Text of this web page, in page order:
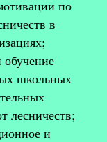
по
в
обучение
школьных
лесничеств;
и